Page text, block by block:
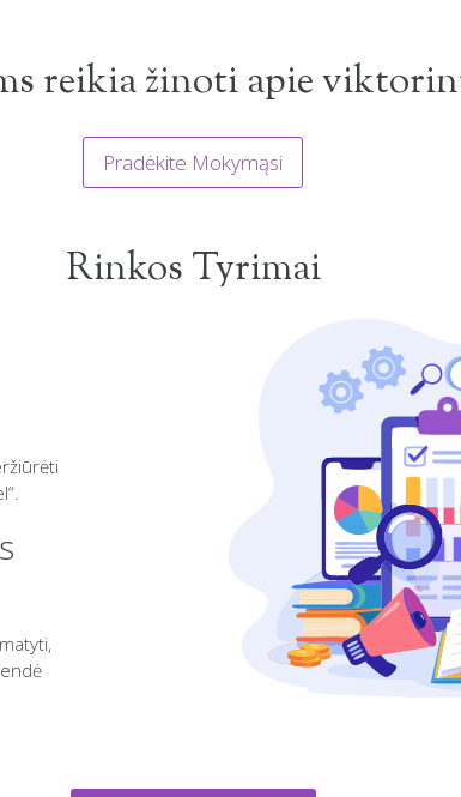
reikia žinoti apie
Pradėkite Mokymąsi
Rinkos Tyrimai